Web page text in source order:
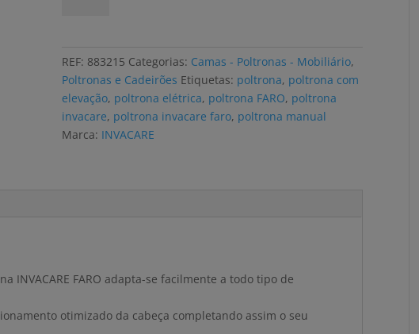
FARO
com
elevação,
REF: 883215 Categorias: Camas - Poltronas - Mobiliário,
Poltronas e Cadeirões Etiquetas: poltrona, poltrona com
elevação, poltrona elétrica, poltrona FARO, poltrona
invacare, poltrona invacare faro, poltrona manual
Marca: INVACARE
INVACARE FARO adapta-se facilmente a todo tipo de
otimizado da cabeça completando assim o seu